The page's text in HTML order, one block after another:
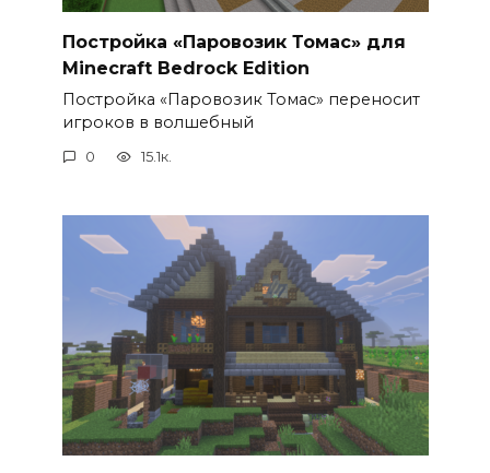
Постройка «Паровозик Томас» для
Minecraft Bedrock Edition
Постройка «Паровозик Томас» переносит
игроков в волшебный
0 15.1к.